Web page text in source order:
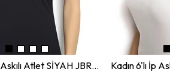
Kadın 6'lı İp Askılı Atlet SİYAH JBR583.0006